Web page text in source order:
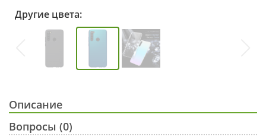
Другие цвета:
Описание
Вопросы (0)